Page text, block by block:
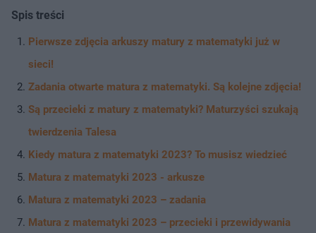
Spis treści
Pierwsze zdjęcia arkuszy matury z matematyki już w
sieci!
Zadania otwarte matura z matematyki. Są kolejne zdjęcia!
Są przecieki z matury z matematyki? Maturzyści szukają
twierdzenia Talesa
Kiedy matura z matematyki 2023? To musisz wiedzieć
Matura z matematyki 2023 - arkusze
Matura z matematyki 2023 – zadania
Matura z matematyki 2023 – przecieki i przewidywania